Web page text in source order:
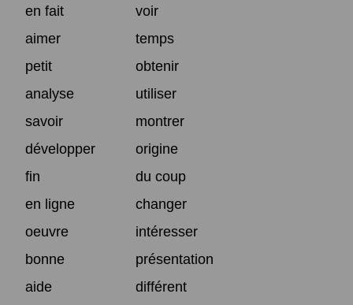
en fait
voir
aimer
temps
petit
obtenir
analyse
utiliser
savoir
montrer
développer
origine
fin
du coup
en ligne
changer
oeuvre
intéresser
bonne
présentation
aide
différent